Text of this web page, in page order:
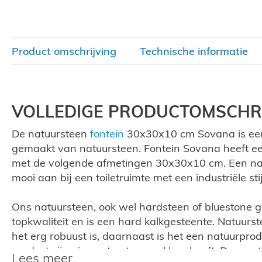
Product omschrijving Technische informatie
VOLLEDIGE
De natuursteen fontein 30x30x10 cm Sovana is
gemaakt van natuursteen. Fontein Sovana heeft
met de volgende afmetingen 30x30x10 cm. Een
mooi aan bij een toiletruimte met een industriële
Ons natuursteen, ook wel hardsteen of bluestone
topkwaliteit en is een hard kalkgesteente.
het erg robuust is, daarnaast is het een
product zijn eigen structuur en kleur heeft. De zorgt
Lees meer